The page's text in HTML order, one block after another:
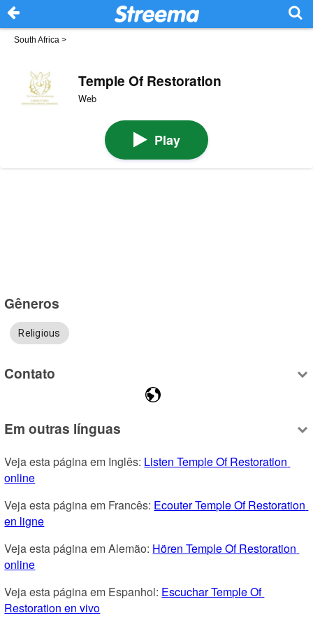
South Africa >
Temple Of Restoration
Web
Play
Gêneros
Religious
Contato
Em outras línguas
Veja esta página em Inglês: Listen Temple Of Restoration
online
Veja esta página em Francês: Ecouter Temple Of Restoration
en ligne
Veja esta página em Alemão: Hören Temple Of Restoration
online
Veja esta página em Espanhol: Escuchar Temple Of
Restoration en vivo